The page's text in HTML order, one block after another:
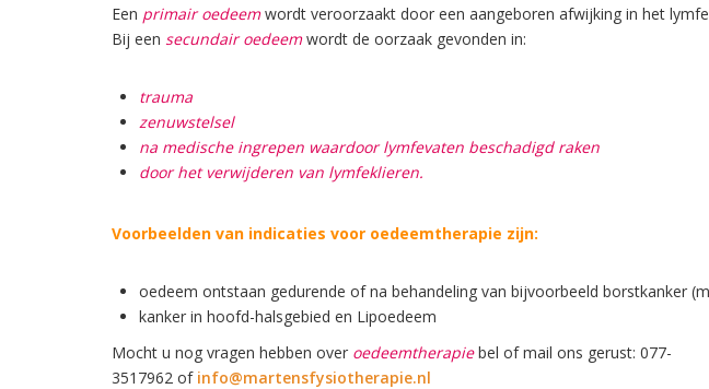
Een primair oedeemwordt veroorzaakt door een aangeboren afwijking in het
Bij een secundair oedeemwordt de oorzaak gevonden in:
trauma
zenuwstelsel
na medische ingrepen waardoor lymfevaten beschadigd raken
door het verwijderen van lymfeklieren.
Voorbeelden van indicaties voor oedeemtherapie zijn:
oedeem ontstaan gedurende of na behandeling van bijvoorbeeld borstkanker
kanker in hoofd-halsgebied en Lipoedeem
Mocht u nog vragen hebben over oedeemtherapiebel of mail ons gerust: 077-
3517962 of info@martensfysiotherapie.nl